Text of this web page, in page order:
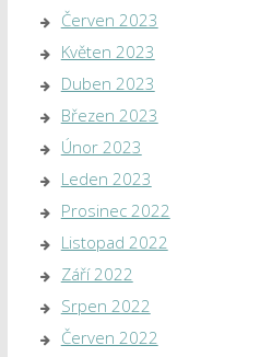
Červen 2023
Květen 2023
Duben 2023
Březen 2023
Únor 2023
Leden 2023
Prosinec 2022
Listopad 2022
Září 2022
Srpen 2022
Červen 2022